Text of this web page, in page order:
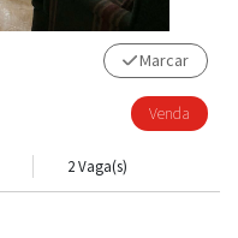
Marcar
Venda
2 Vaga(s)